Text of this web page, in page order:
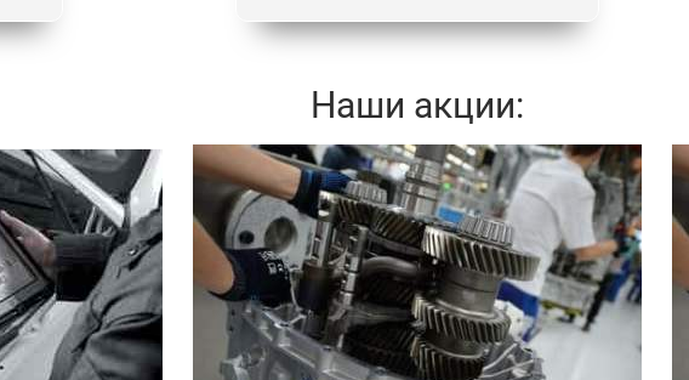
Наши акции:
Записаться